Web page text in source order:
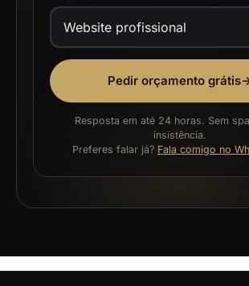
Pedir orçamento grátis
Resposta em até 24 horas. Sem
insistência.
Preferes falar já? Fala comigo no